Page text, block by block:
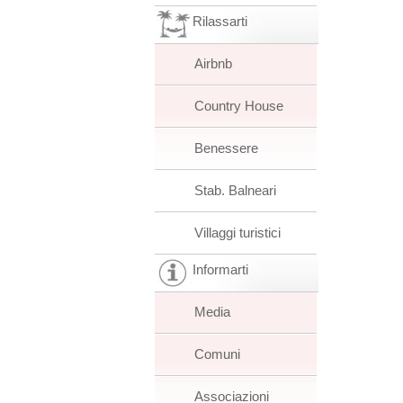
Rilassarti
Airbnb
Country House
Benessere
Stab. Balneari
Villaggi turistici
Informarti
Media
Comuni
Associazioni